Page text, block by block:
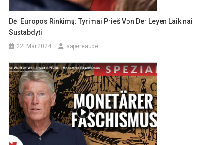
Dėl Europos Rinkimų: Tyrimai Prieš Von Der Leyen Laikinai
Sustabdyti
22. Mai 2024 sapereaude